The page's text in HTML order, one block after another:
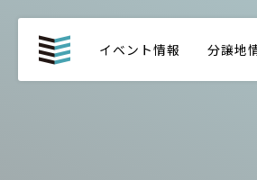
イベント情報 分譲地